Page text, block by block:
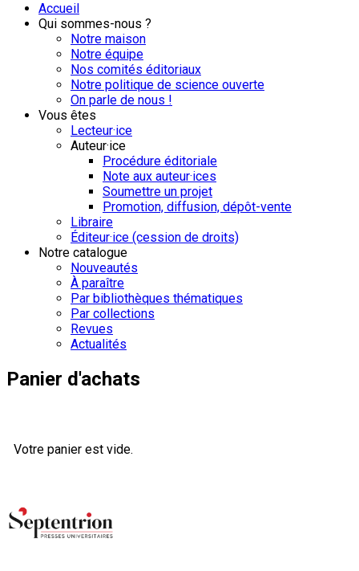
Accueil
Qui sommes-nous ?
Notre maison
Notre équipe
Nos comités éditoriaux
Notre politique de science ouverte
On parle de nous !
Vous êtes
Lecteur·ice
Auteur·ice
Procédure éditoriale
Note aux auteur·ices
Soumettre un projet
Promotion, diffusion, dépôt-vente
Libraire
Éditeur·ice (cession de droits)
Notre catalogue
Nouveautés
À paraître
Par bibliothèques thématiques
Par collections
Revues
Actualités
Panier d'achats
Votre panier est vide.